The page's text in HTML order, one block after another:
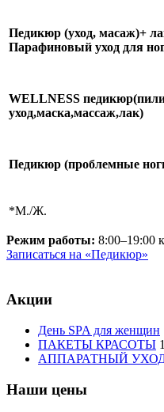
Педикюр (уход, масаж)+
Парафиновый уход для
WELLNESS
уход,маска,массаж,лак)
Педикюр (проблемные
*М./Ж.
Режим работы: 8:00–19:00
Записаться на «Педикюр»
Акции
День SPA для женщин
ПАКЕТЫ КРАСОТЫ
АППАРАТНЫЙ УХОД
Наши цены